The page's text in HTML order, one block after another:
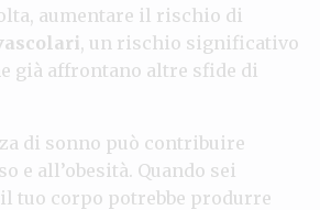
aumentare il rischio di
, un rischio significativo
già affrontano altre sfide di
di sonno può contribuire
e all’obesità. Quando sei
tuo corpo potrebbe produrre